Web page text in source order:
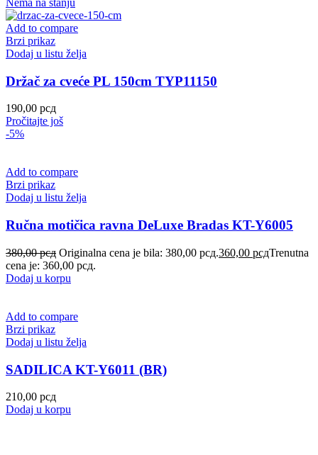
Nema na stanju
Add to compare
Brzi prikaz
Dodaj u listu želja
Držač za cveće PL 150cm TYP11150
190,00 рсд
Pročitajte još
-5%
Add to compare
Brzi prikaz
Dodaj u listu želja
Ručna motičica ravna DeLuxe Bradas KT-Y6005
380,00рсд Originalna cena je bila: 380,00 рсд.360,00 рсдTrenutna
cena je: 360,00 рсд.
Dodaj u korpu
Add to compare
Brzi prikaz
Dodaj u listu želja
SADILICA KT-Y6011 (BR)
210,00 рсд
Dodaj u korpu